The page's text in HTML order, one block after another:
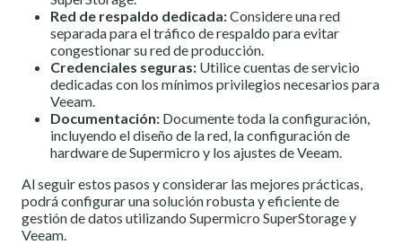
Red de respaldo dedicada:Considere una red
separada para el tráfico de respaldo para evitar
congestionar su red de producción.
Credenciales seguras: Utilice cuentas de servicio
dedicadas con los mínimos privilegios necesarios para
Veeam.
Documentación: Documente toda la configuración,
incluyendo el diseño de la red, la configuración de
hardware de Supermicro y los ajustes de Veeam.
Al seguir estos pasos y considerar las mejores prácticas,
podrá configurar una solución robusta y eficiente de
gestión de datos utilizando Supermicro SuperStorage y
Veeam.